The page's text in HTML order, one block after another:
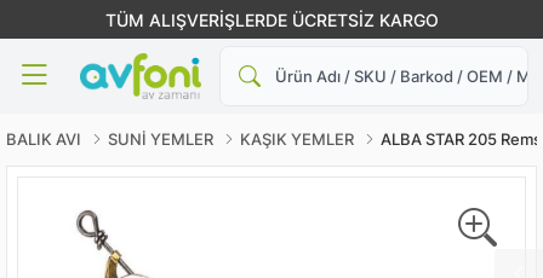
TÜM ALIŞVERİŞLERDE ÜCRETSİZ KARGO
BALIK AVI SUNİ YEMLER KAŞIK YEMLER ALBA STAR 205 Rems